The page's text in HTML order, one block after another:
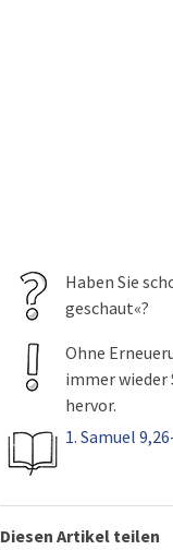
Haben Sie
geschaut«?
Ohne
immer wieder
hervor.
1. Samuel
Diesen Artikel teilen